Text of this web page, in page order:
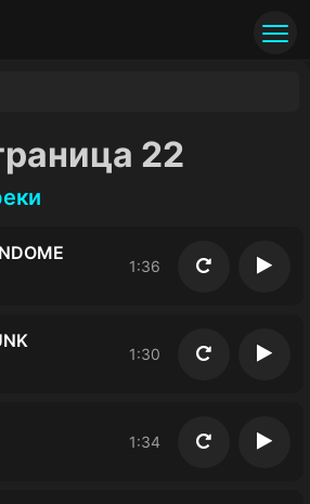
22
1:36 Повторить
1:30 Повторить
1:34 Повторить